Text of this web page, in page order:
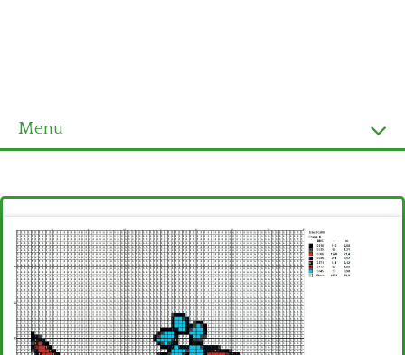
Menu
Ultimi schemi
Alfabeto
Bambini
Disney